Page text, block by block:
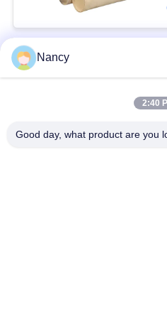
populaire
Nancy
2:40
Good day, what product are you